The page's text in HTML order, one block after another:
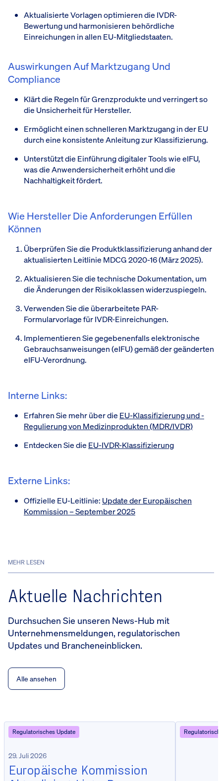
Aktualisierte Vorlagen optimieren die IVDR-
Bewertung und harmonisieren behördliche
Einreichungen in allen EU-Mitgliedstaaten.
Auswirkungen Auf Marktzugang Und
Compliance
Klärt die Regeln für Grenzprodukte und verringert so
die Unsicherheit für Hersteller.
Ermöglicht einen schnelleren Marktzugang in der EU
durch eine konsistente Anleitung zur Klassifizierung.
Unterstützt die Einführung digitaler Tools wie eIFU,
was die Anwendersicherheit erhöht und die
Nachhaltigkeit fördert.
Wie Hersteller Die Anforderungen Erfüllen
Können
Überprüfen Sie die Produktklassifizierung anhand der
aktualisierten Leitlinie MDCG 2020-16 (März 2025).
Aktualisieren Sie die technische Dokumentation, um
die Änderungen der Risikoklassen widerzuspiegeln.
Verwenden Sie die überarbeitete PAR-
Formularvorlage für IVDR-Einreichungen.
Implementieren Sie gegebenenfalls elektronische
Gebrauchsanweisungen (eIFU) gemäß der geänderten
eIFU-Verordnung.
Interne Links:
Erfahren Sie mehr über die EU-Klassifizierung und -
Regulierung von Medizinprodukten (MDR/IVDR)
Entdecken Sie die EU-IVDR-Klassifizierung
Externe Links:
Offizielle EU-Leitlinie: Update der Europäischen
Kommission – September 2025
MEHR LESEN
Aktuelle Nachrichten
Durchsuchen Sie unseren News-Hub mit
Unternehmensmeldungen, regulatorischen
Updates und Brancheneinblicken.
Alle ansehen
Regulatorisches Update
29. Juli 2026
Europäische Kommission